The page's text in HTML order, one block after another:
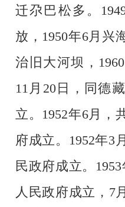
迁尕巴松多。
放，1950年6月兴
治旧大河坝，
11月20日，同德
立。1952年6月，
府成立。1952年3
民政府成立。
人民政府成立，7